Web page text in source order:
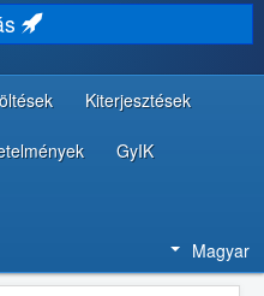
Kiterjesztések
GyIK
Magyar